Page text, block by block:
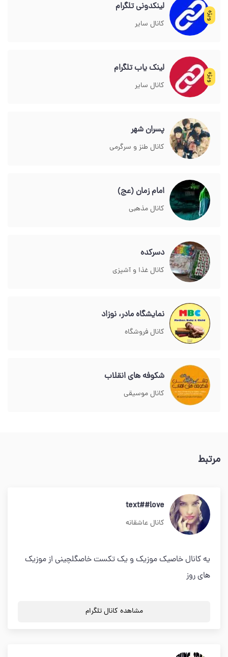
ویژه
لینکدونی تلگرام
کانال سایر
ویژه
لینک یاب تلگرام
کانال سایر
پسران شهر
کانال طنز و سرگرمی
امام زمان (عج)
کانال مذهبی
دسرکده
کانال غذا و آشپزی
نمایشگاه مادر، نوزاد
کانال فروشگاه
شکوفه های انقلاب
کانال موسیقی
مرتبط
text##love
کانال عاشقانه
یه کانال خاصیک موزیک و یک تکست خاصگلچینی از موزیک
های روز
مشاهده کانال تلگرام